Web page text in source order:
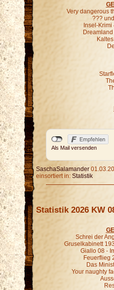
Very dangerous
???
Insel-Krimi
Als Mail versenden
SaschaSalamander
einsortiert in: Statistik
Statistik 2026 KW
Schrei der
Gruselkabinett
Giallo 08 -
Feuerflieg
Das
Your naughty